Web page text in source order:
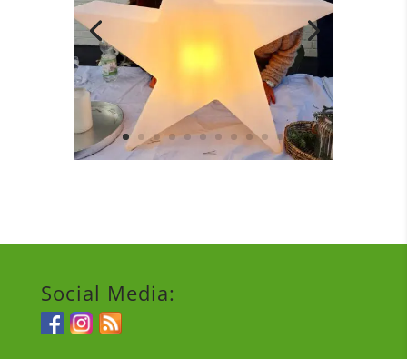
Social Media: